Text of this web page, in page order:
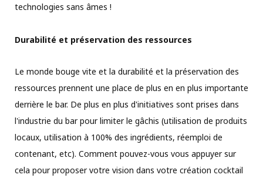
technologies sans âmes !
Durabilité et préservation des ressources
Le monde bouge vite et la durabilité et la préservation des
ressources prennent une place de plus en en plus importante
derrière le bar. De plus en plus d'initiatives sont prises dans
l'industrie du bar pour limiter le gâchis (utilisation de produits
locaux, utilisation à 100% des ingrédients, réemploi de
contenant, etc). Comment pouvez-vous vous appuyer sur
cela pour proposer votre vision dans votre création cocktail